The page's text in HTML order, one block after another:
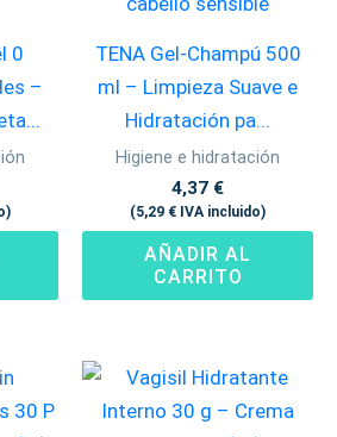
0
–
TENA Gel-Champú 500
ml – Limpieza Suave e
Hidratación pa...
Higiene e hidratación
4,37 €
(5,29 € IVA incluido)
AÑADIR AL
CARRITO